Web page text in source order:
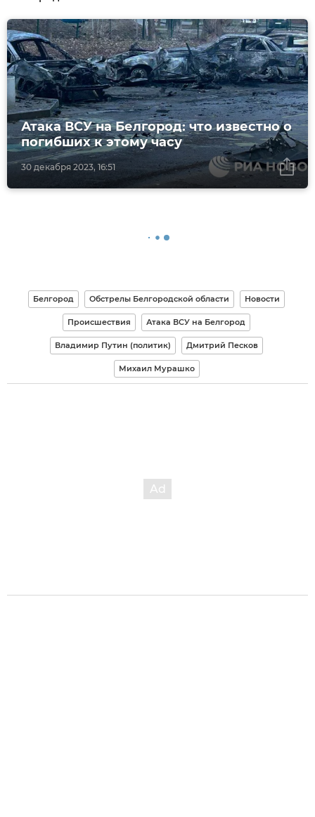
30 декабря 2023, 16:51
Атака ВСУ на Белгород: что известно о
погибших к этому часу
Белгород Обстрелы Белгородской области Новости
Происшествия Атака ВСУ на Белгород
Владимир Путин (политик) Дмитрий Песков
Михаил Мурашко